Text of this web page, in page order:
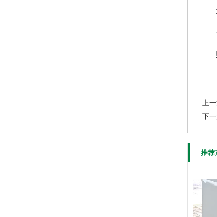
上
下
推荐